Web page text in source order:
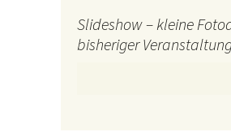
Slideshow – kleine
bisheriger